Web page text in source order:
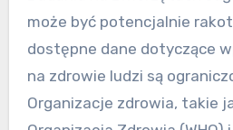
może być potencjalnie
dostępne dane dotyczące
na zdrowie ludzi są
Organizacje zdrowia, takie